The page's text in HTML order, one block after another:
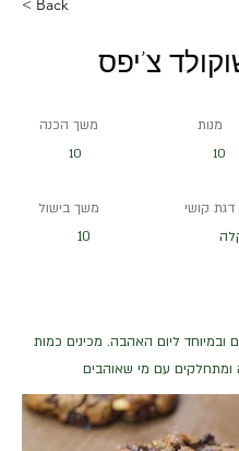
< Back
צ'יפס
משך הכנה
10
משך בישול
10
מנות
10
דגת קושי
ובמיוחד ליום האהבה. מכינים כמות
ומתחלקים עם מי שאוהבים